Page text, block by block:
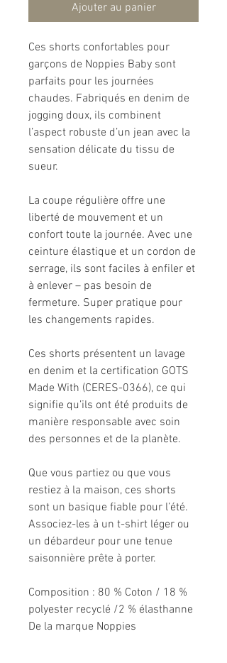
Ajouter au panier
Ces shorts confortables pour
garçons de Noppies Baby sont
parfaits pour les journées
chaudes. Fabriqués en denim de
jogging doux, ils combinent
l’aspect robuste d’un jean avec la
sensation délicate du tissu de
sueur.
La coupe régulière offre une
liberté de mouvement et un
confort toute la journée. Avec une
ceinture élastique et un cordon de
serrage, ils sont faciles à enfiler et
à enlever – pas besoin de
fermeture. Super pratique pour
les changements rapides.
Ces shorts présentent un lavage
en denim et la certification GOTS
Made With (CERES-0366), ce qui
signifie qu’ils ont été produits de
manière responsable avec soin
des personnes et de la planète.
Que vous partiez ou que vous
restiez à la maison, ces shorts
sont un basique fiable pour l’été.
Associez-les à un t-shirt léger ou
un débardeur pour une tenue
saisonnière prête à porter.
Composition : 80 % Coton / 18 %
polyester recyclé /2 % élasthanne
De la marque Noppies